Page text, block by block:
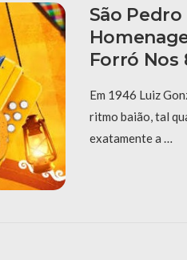
São Pedro
Forró Nos
Em 1946 Luiz
ritmo baião, tal
exatamente a …